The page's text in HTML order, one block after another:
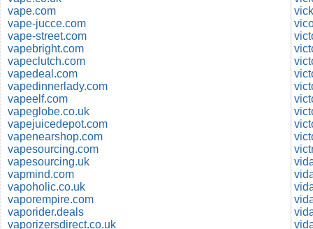
vape.com
vape-jucce.com
vape-street.com
vapebright.com
vapeclutch.com
vapedeal.com
vapedinnerlady.com
vapeelf.com
vapeglobe.co.uk
vapejuicedepot.com
vapenearshop.com
vapesourcing.com
vapesourcing.uk
vapmind.com
vapoholic.co.uk
vaporempire.com
vaporider.deals
vaporizersdirect.co.uk